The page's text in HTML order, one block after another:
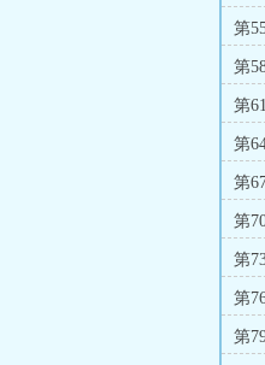
第
第
的不
第
第
第
第
第
不相
第
第